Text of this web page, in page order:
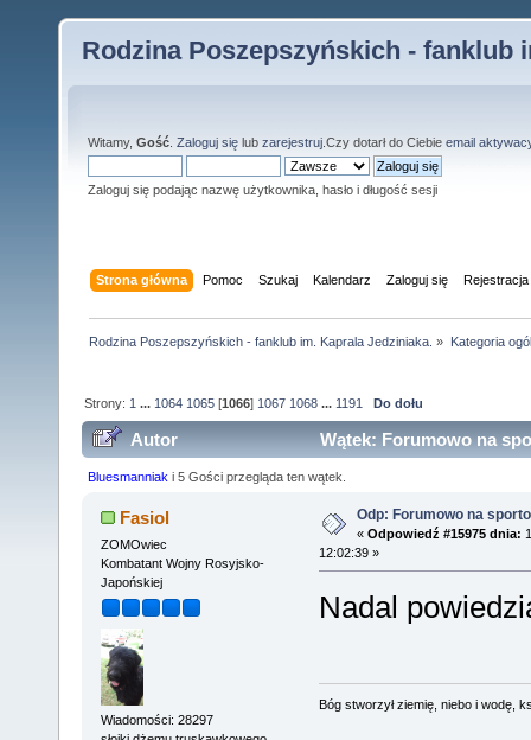
Rodzina Poszepszyńskich - fanklub
Witamy, Gość Zaloguj się lub zarejestruj .Czy dotarł do Ciebie email
Zaloguj się podając nazwę użytkownika, hasło i długość sesji
Strona główna Pomoc Szukaj Kalendarz Zaloguj się Rejestracja
Rodzina Poszepszyńskich - fanklub im. Kaprala Jedziniaka. » Kategoria
Strony: 1 ... 1064 1065 [1066] 1067 1068 ... 1191 Do dołu
Autor Wątek: Forumowo na
Bluesmanniak i 5 Gości przegląda ten wątek.
Fasiol
ZOMOwiec
Kombatant Wojny Rosyjsko-
Japońskiej
Wiadomości: 28297
Odp: Forumowo na
« Odpowiedź #15975 dnia:
12:02:39 »
Nadal
Bóg stworzył ziemię, niebo i wodę,